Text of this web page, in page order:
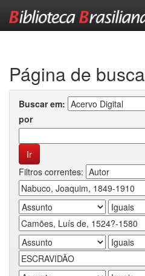
Página de busca
Buscar em:
por
Filtros correntes: